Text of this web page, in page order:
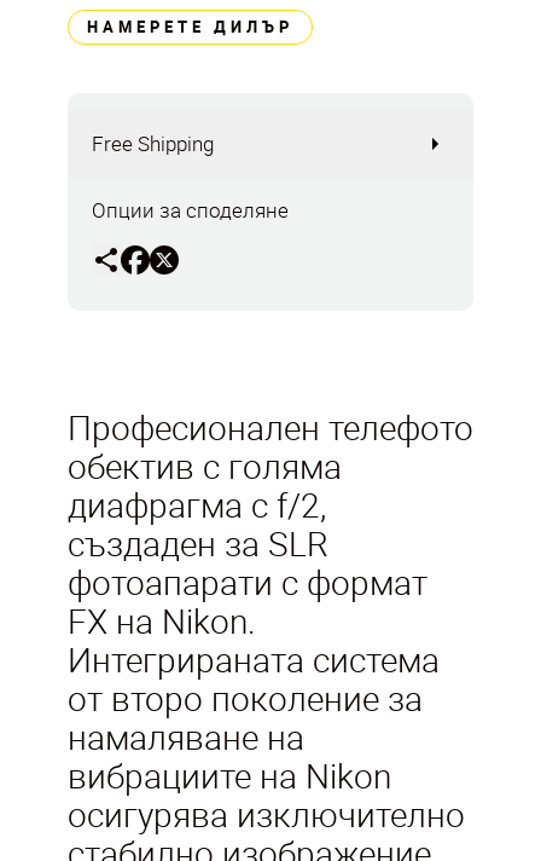
НАМЕРЕТЕ ДИЛЪР
Free Shipping
Опции за споделяне
Професионален телефото
обектив с голяма
диафрагма с f/2,
създаден за SLR
фотоапарати с формат
FX на Nikon.
Интегрираната система
от второ поколение за
намаляване на
вибрациите на Nikon
осигурява изключително